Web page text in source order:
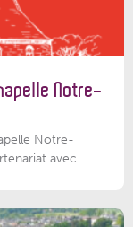
Notre-
Notre-
avec...